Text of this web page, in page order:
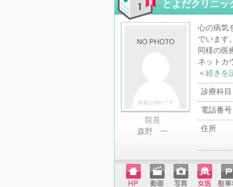
とよだクリニッ
院長
森野 一
心の病気
でいます
同様の医
ネットカ
＜ 続きを
診療科目
電話番号
住所